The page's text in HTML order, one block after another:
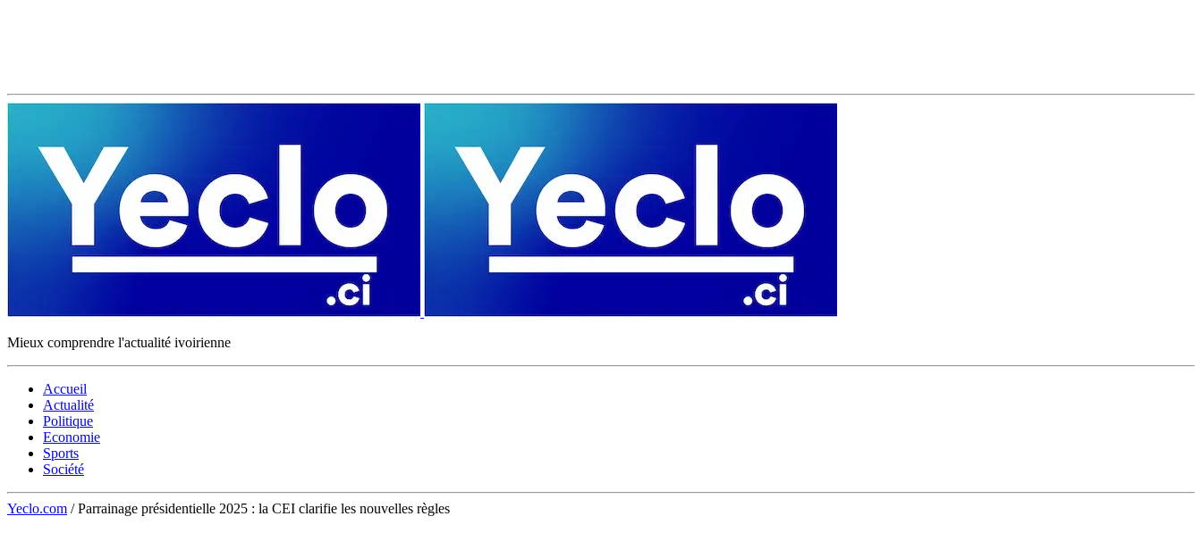
Mieux comprendre l'actualité ivoirienne
Accueil
Actualité
Politique
Economie
Sports
Société
Yeclo.com / Parrainage présidentielle 2025 : la CEI clarifie les nouvelles règles